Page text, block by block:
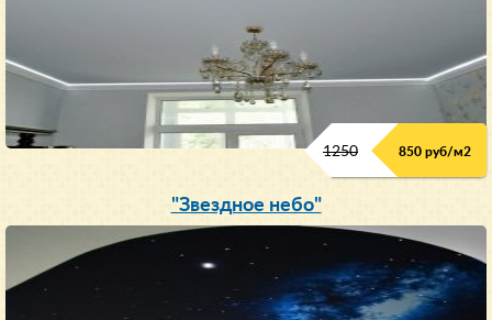
1250 850 руб/м2
"Звездное небо"